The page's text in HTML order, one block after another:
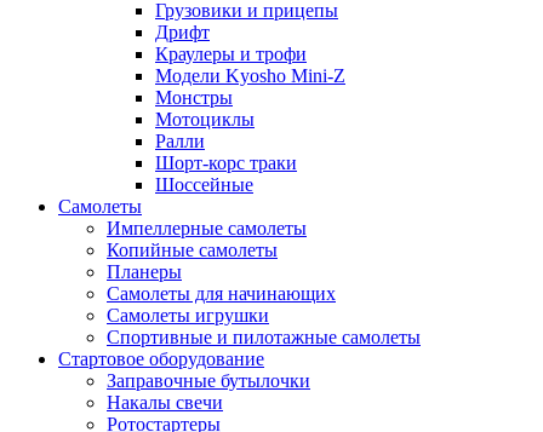
Грузовики и прицепы
Дрифт
Краулеры и трофи
Модели Kyosho Mini-Z
Монстры
Мотоциклы
Ралли
Шорт-корс траки
Шоссейные
Самолеты
Импеллерные самолеты
Копийные самолеты
Планеры
Самолеты для начинающих
Самолеты игрушки
Спортивные и пилотажные самолеты
Стартовое оборудование
Заправочные бутылочки
Накалы свечи
Ротостартеры